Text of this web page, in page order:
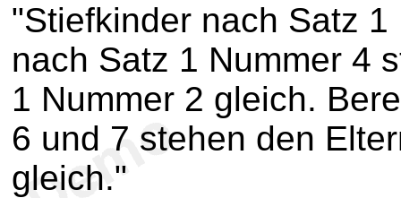
"Stiefkinder nach Satz
nach Satz 1 Nummer 4
1 Nummer 2 gleich.
6 und 7 stehen den
gleich."